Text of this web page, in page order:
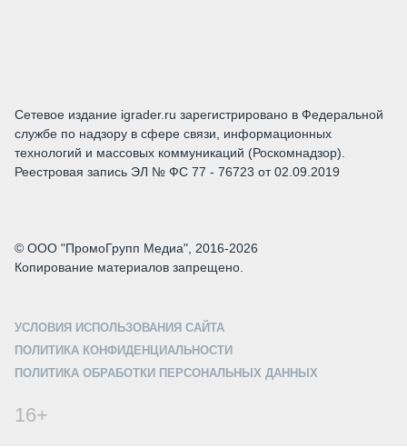
Сетевое издание igrader.ru зарегистрировано в Федеральной
службе по надзору в сфере связи, информационных
технологий и массовых коммуникаций (Роскомнадзор).
Реестровая запись ЭЛ № ФС 77 - 76723 от 02.09.2019
© ООО "ПромоГрупп Медиа", 2016-2026
Копирование материалов запрещено.
УСЛОВИЯ ИСПОЛЬЗОВАНИЯ САЙТА
ПОЛИТИКА КОНФИДЕНЦИАЛЬНОСТИ
ПОЛИТИКА ОБРАБОТКИ ПЕРСОНАЛЬНЫХ ДАННЫХ
16+